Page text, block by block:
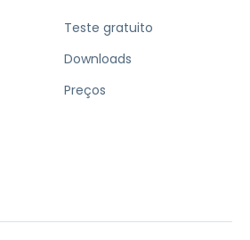
Teste gratuito
Downloads
Preços